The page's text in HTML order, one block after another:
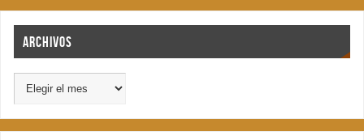
Archivos